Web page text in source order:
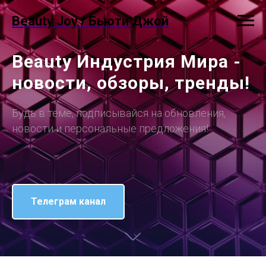
Beauty Joy / Бьюти Джой
Beauty Индустрия Мира -
новости, обзоры, тренды!
Будь в теме, подписывайся на обновления,
новости и персональные предложения!
Телеграм канал